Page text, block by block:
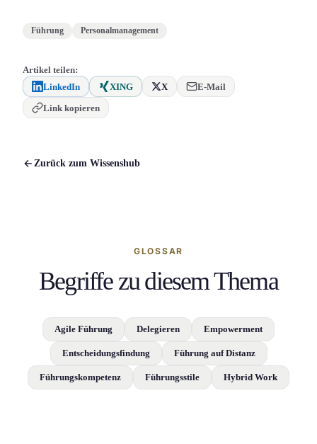
Führung Personalmanagement
Artikel teilen:
LinkedIn
XING X
E-Mail
Link kopieren
Zurück zum Wissenshub
GLOSSAR
Begriffe zu diesem Thema
Agile Führung Delegieren Empowerment
Entscheidungsfindung Führung auf Distanz
Führungskompetenz Führungsstile Hybrid Work